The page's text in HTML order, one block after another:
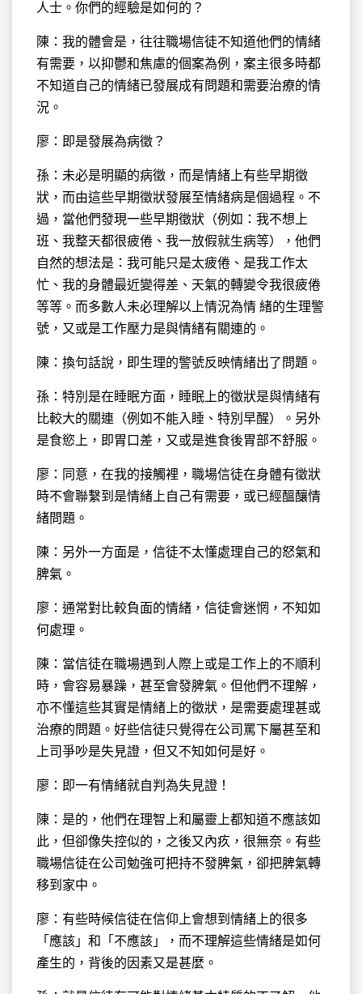
人士。你們的經驗是如何的？
陳：我的體會是，往往職場信徒不知道他們的情緒
有需要，以抑鬱和焦慮的個案為例，案主很多時都
不知道自己的情緒已發展成有問題和需要治療的情
況。
廖：即是發展為病徵？
孫：未必是明顯的病徵，而是情緒上有些早期徵
狀，而由這些早期徵狀發展至情緒病是個過程。不
過，當他們發現一些早期徵狀（例如：我不想上
班、我整天都很疲倦、我一放假就生病等），他們
自然的想法是：我可能只是太疲倦、是我工作太
忙、我的身體最近變得差、天氣的轉變令我很疲倦
等等。而多數人未必理解以上情況為情 緒的生理警
號，又或是工作壓力是與情緒有關連的。
陳：換句話說，即生理的警號反映情緒出了問題。
孫：特別是在睡眠方面，睡眠上的徵狀是與情緒有
比較大的關連（例如不能入睡、特別早醒）。另外
是食慾上，即胃口差，又或是進食後胃部不舒服。
廖：同意，在我的接觸裡，職場信徒在身體有徵狀
時不會聯繫到是情緒上自己有需要，或已經醞釀情
緒問題。
陳：另外一方面是，信徒不太懂處理自己的怒氣和
脾氣。
廖：通常對比較負面的情緒，信徒會迷惘，不知如
何處理。
陳：當信徒在職場遇到人際上或是工作上的不順利
時，會容易暴躁，甚至會發脾氣。但他們不理解，
亦不懂這些其實是情緒上的徵狀，是需要處理甚或
治療的問題。好些信徒只覺得在公司罵下屬甚至和
上司爭吵是失見證，但又不知如何是好。
廖：即一有情緒就自判為失見證！
陳：是的，他們在理智上和屬靈上都知道不應該如
此，但卻像失控似的，之後又內疚，很無奈。有些
職場信徒在公司勉強可把持不發脾氣，卻把脾氣轉
移到家中。
廖：有些時候信徒在信仰上會想到情緒上的很多
「應該」和「不應該」，而不理解這些情緒是如何
產生的，背後的因素又是甚麼。